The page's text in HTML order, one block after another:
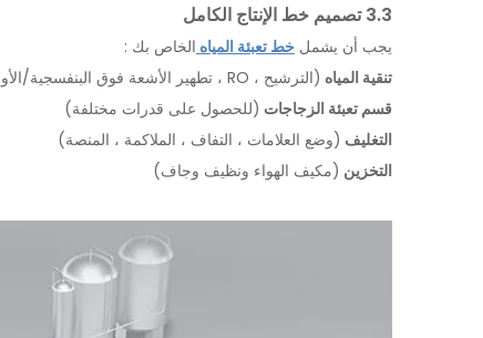
3.3 تصميم خط الإنتاج الكامل
يجب أن يشمل خط تعبئة المياه الخاص بك :
تنقية المياه (الترشيح ، RO ، تطهير الأشعة فوق البنفسجية/الأوزون)
قسم تعبئة الزجاجات (للحصول على قدرات مختلفة)
التغليف (وضع العلامات ، التفاف ، الملاكمة ، المنصة)
التخزين (مكيف الهواء ونظيف وجاف)